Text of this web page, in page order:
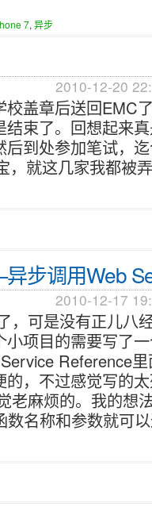
7, 异步
2010-12-20
盖章后送回EMC
束了。回想起来
到处参加笔试，
，就这几家我都被
步调用Web
2010-12-17
，可是没有正儿八
项目的需要写了
Reference
，不过感觉写的
老麻烦的。我的想
名称和参数就可